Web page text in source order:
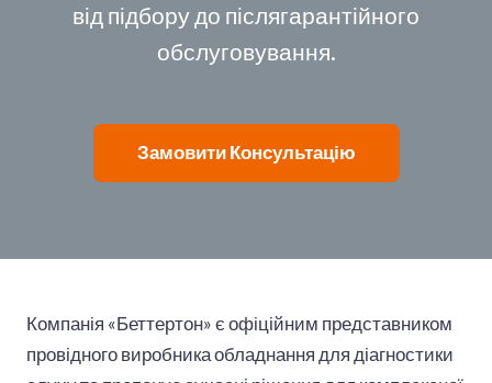
від підбору до післягарантійного
обслуговування.
Замовити Консультацію
Компанія «Беттертон» є офіційним представником
провідного виробника обладнання для діагностики